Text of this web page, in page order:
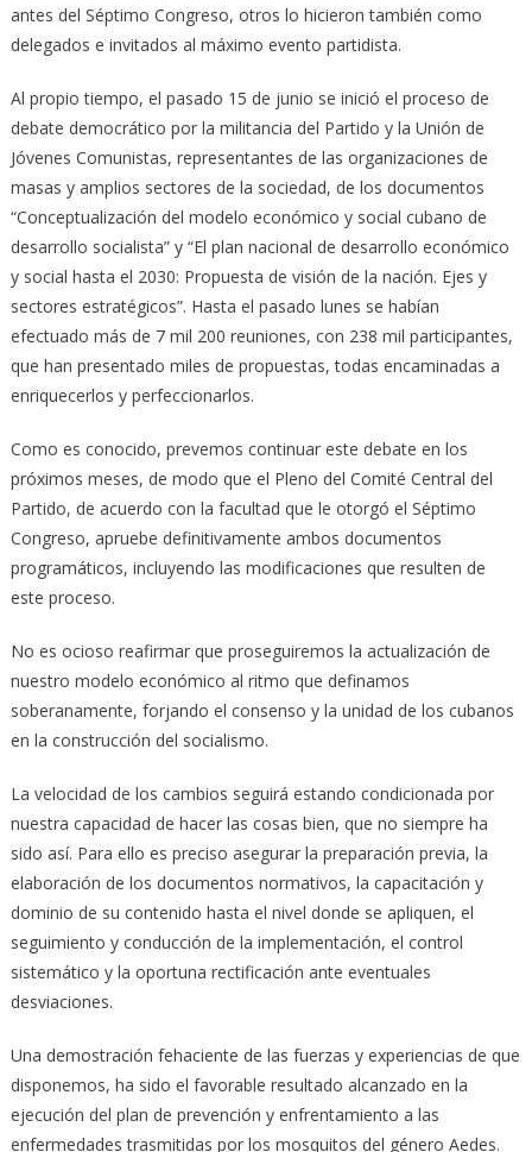
antes del Séptimo Congreso, otros lo hicieron también como
delegados e invitados al máximo evento partidista.
Al propio tiempo, el pasado 15 de junio se inició el proceso de
debate democrático por la militancia del Partido y la Unión de
Jóvenes Comunistas, representantes de las organizaciones de
masas y amplios sectores de la sociedad, de los documentos
“Conceptualización del modelo económico y social cubano de
desarrollo socialista” y “El plan nacional de desarrollo económico
y social hasta el 2030: Propuesta de visión de la nación. Ejes y
sectores estratégicos”. Hasta el pasado lunes se habían
efectuado más de 7 mil 200 reuniones, con 238 mil participantes,
que han presentado miles de propuestas, todas encaminadas a
enriquecerlos y perfeccionarlos.
Como es conocido, prevemos continuar este debate en los
próximos meses, de modo que el Pleno del Comité Central del
Partido, de acuerdo con la facultad que le otorgó el Séptimo
Congreso, apruebe definitivamente ambos documentos
programáticos, incluyendo las modificaciones que resulten de
este proceso.
No es ocioso reafirmar que proseguiremos la actualización de
nuestro modelo económico al ritmo que definamos
soberanamente, forjando el consenso y la unidad de los cubanos
en la construcción del socialismo.
La velocidad de los cambios seguirá estando condicionada por
nuestra capacidad de hacer las cosas bien, que no siempre ha
sido así. Para ello es preciso asegurar la preparación previa, la
elaboración de los documentos normativos, la capacitación y
dominio de su contenido hasta el nivel donde se apliquen, el
seguimiento y conducción de la implementación, el control
sistemático y la oportuna rectificación ante eventuales
desviaciones.
Una demostración fehaciente de las fuerzas y experiencias de que
disponemos, ha sido el favorable resultado alcanzado en la
ejecución del plan de prevención y enfrentamiento a las
enfermedades trasmitidas por los mosquitos del género Aedes.